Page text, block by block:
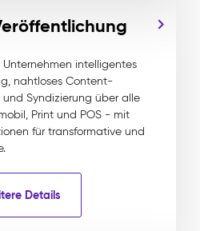
intelligentes
nahtloses Content-
Syndizierung über alle
Print und POS - mit
für transformative und
Details